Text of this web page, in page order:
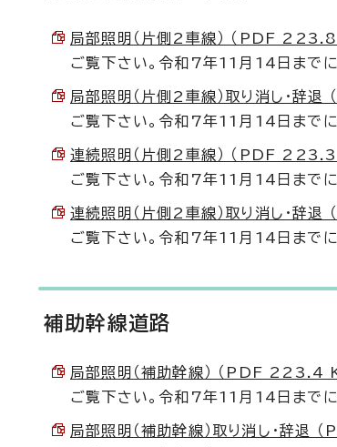
局部照明（片側2車線） （PDF 223.8
ご覧下さい。令和7年11月14日まで
局部照明（片側2車線）取り消し・辞
ご覧下さい。令和7年11月14日までに
連続照明（片側2車線） （PDF 223.3
ご覧下さい。令和7年11月14日まで
連続照明（片側2車線）取り消し・辞
ご覧下さい。令和7年11月14日までに
補助幹線道路
局部照明（補助幹線） （PDF 223.4
ご覧下さい。令和7年11月14日まで
局部照明（補助幹線）取り消し・辞退